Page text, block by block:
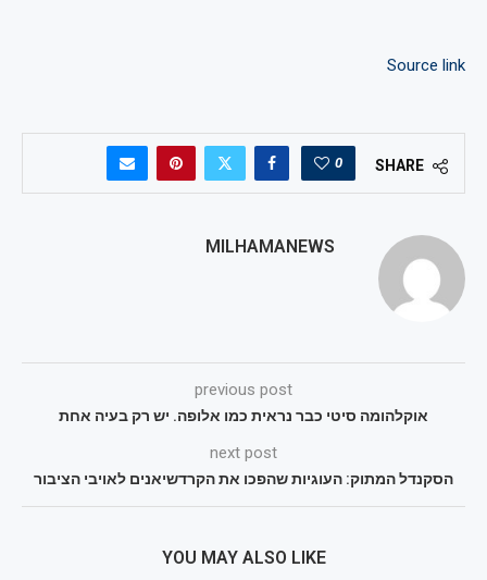
Source link
SHARE
0
MILHAMANEWS
previous post
אוקלהומה סיטי כבר נראית כמו אלופה. יש רק בעיה אחת
next post
הסקנדל המתוק: העוגיות שהפכו את הקרדשיאנים לאויבי הציבור
YOU MAY ALSO LIKE